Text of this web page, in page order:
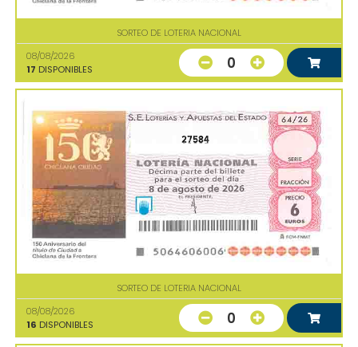
SORTEO DE LOTERIA NACIONAL
08/08/2026
17 DISPONIBLES 0
27584
SORTEO DE LOTERIA NACIONAL
08/08/2026
16 DISPONIBLES 0